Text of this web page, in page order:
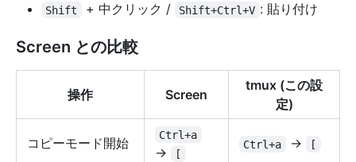
Shift + 中クリック / Shift+Ctrl+V : 貼り付け
Screen との比較
操作 Screen
tmux (この設
定)
コピーモード開始
Ctrl+a
→ [
Ctrl+a → [